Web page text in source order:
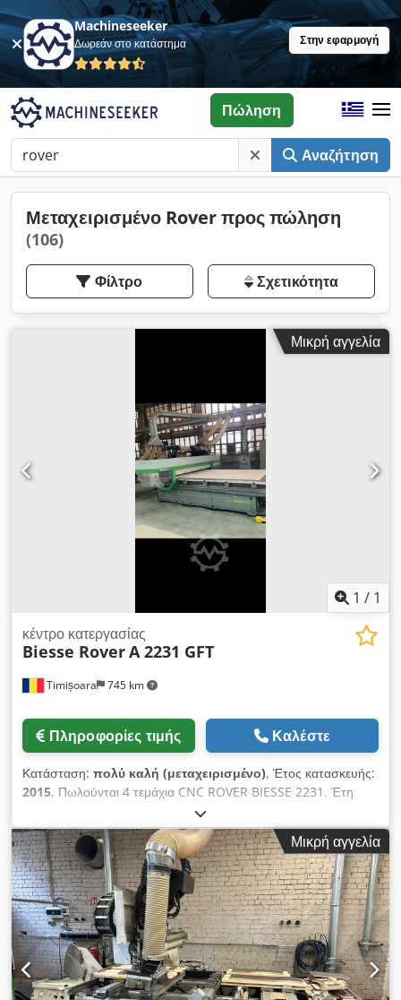
Machineseeker
Δωρεάν στο κατάστημα Στην εφαρμογή
Αναζήτηση
Πώληση
Μεταχειρισμένο Rover προς πώληση
(106)
Φίλτρο Σχετικότητα
Μικρή αγγελία
1 / 1
Timișoara 745 km
κέντρο κατεργασίας
Biesse RoverA 2231 GFT
Πληροφορίες τιμής Καλέστε
Κατάσταση: πολύ καλή (μεταχειρισμένο), Έτος κατασκευής:
2015, Πωλούνται 4 τεμάχια CNC ROVER BIESSE 2231. Έτη
κατασκευής: 2013, 2014, 2015, 2016. Σε πολύ καλή
κατάσταση. Crodpfx Akox Tbk Rswsf
Μικρή αγγελία